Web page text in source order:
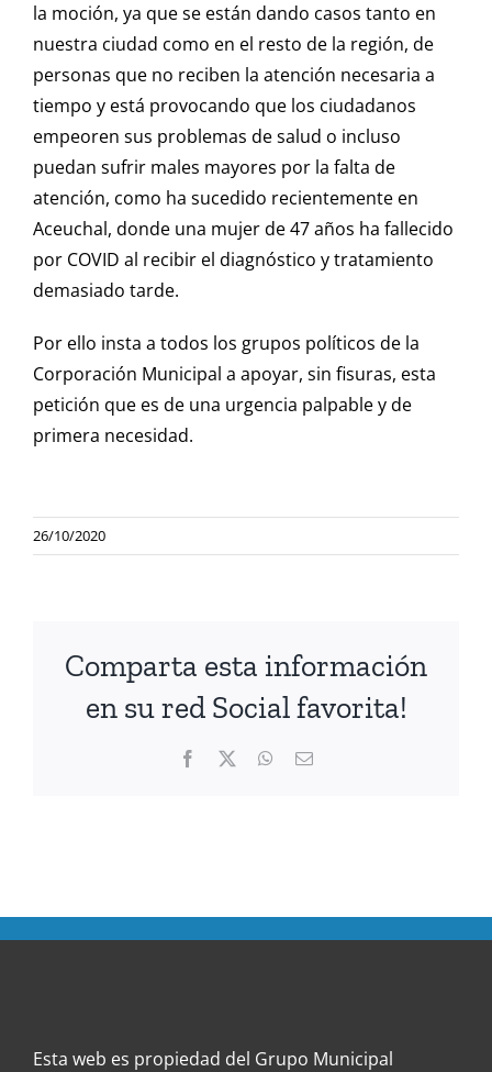
la moción, ya que se están dando casos tanto en
nuestra ciudad como en el resto de la región, de
personas que no reciben la atención necesaria a
tiempo y está provocando que los ciudadanos
empeoren sus problemas de salud o incluso
puedan sufrir males mayores por la falta de
atención, como ha sucedido recientemente en
Aceuchal, donde una mujer de 47 años ha fallecido
por COVID al recibir el diagnóstico y tratamiento
demasiado tarde.
Por ello insta a todos los grupos políticos de la
Corporación Municipal a apoyar, sin fisuras, esta
petición que es de una urgencia palpable y de
primera necesidad.
26/10/2020
Comparta esta información
en su red Social favorita!
Facebook
Twitter WhatsApp
Correo
Esta web es propiedad del Grupo Municipal